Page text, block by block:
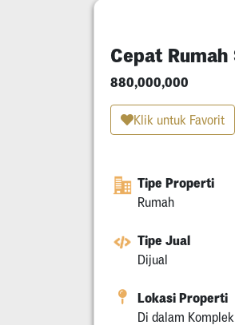
Cepat
880,000,000
Klik untuk Favorit
Tipe Properti
Rumah
Tipe Jual
Dijual
Lokasi Properti
Di dalam Komplek